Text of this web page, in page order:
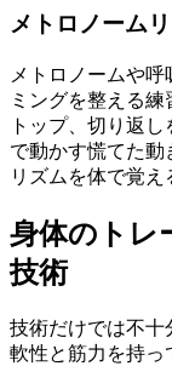
メトロノーム
メトロノームや
ミングを整える練
トップ、切り返
で動かす慌てた動
リズムを体で覚え
身体のトレ
技術
技術だけでは不十
軟性と筋力を持っ